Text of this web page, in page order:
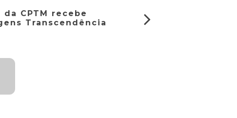
CPTM recebe
Transcendência